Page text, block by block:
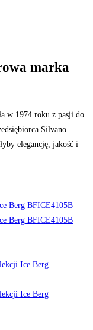
marka
w 1974 roku z pasji do
Silvano
elegancję, jakość i